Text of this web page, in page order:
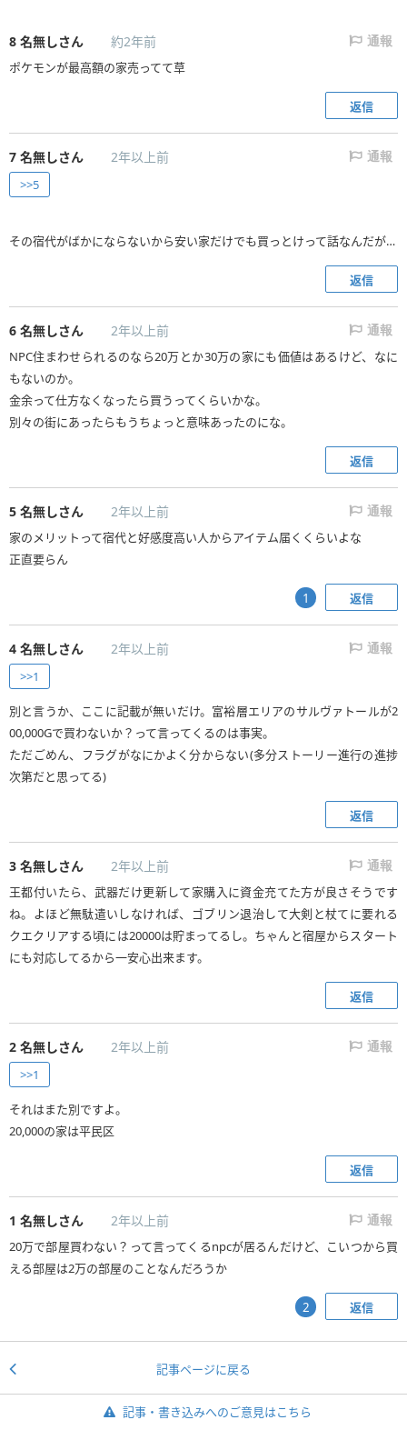
8 名無しさん 約2年前 通報
ポケモンが最高額の家売ってて草
返信
7 名無しさん 2年以上前 通報
>>5
その宿代がばかにならないから安い家だけでも買っとけって話なんだが…
返信
6 名無しさん 2年以上前 通報
NPC住まわせられるのなら20万とか30万の家にも価値はあるけど、なに
もないのか。
金余って仕方なくなったら買うってくらいかな。
別々の街にあったらもうちょっと意味あったのにな。
返信
5 名無しさん 2年以上前 通報
家のメリットって宿代と好感度高い人からアイテム届くくらいよな
正直要らん
返信
1
4 名無しさん 2年以上前 通報
>>1
別と言うか、ここに記載が無いだけ。富裕層エリアのサルヴァトールが2
00,000Gで買わないか？って言ってくるのは事実。
ただごめん、フラグがなにかよく分からない(多分ストーリー進行の進捗
次第だと思ってる)
返信
3 名無しさん 2年以上前 通報
王都付いたら、武器だけ更新して家購入に資金充てた方が良さそうです
ね。よほど無駄遣いしなければ、ゴブリン退治して大剣と杖てに要れる
クエクリアする頃には20000は貯まってるし。ちゃんと宿屋からスタート
にも対応してるから一安心出来ます。
返信
2 名無しさん 2年以上前 通報
>>1
それはまた別ですよ。
20,000の家は平民区
返信
1 名無しさん 2年以上前 通報
20万で部屋買わない？って言ってくるnpcが居るんだけど、こいつから買
える部屋は2万の部屋のことなんだろうか
返信
2
記事ページに戻る
記事・書き込みへのご意見はこちら